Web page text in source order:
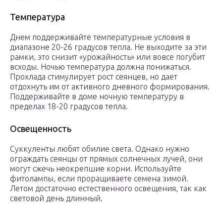
Температура
Днем поддерживайте температурные условия в
диапазоне 20-26 градусов тепла. Не выходите за эти
рамки, это снизит «урожайность» или вовсе погубит
всходы. Ночью температура должна понижаться.
Прохлада стимулирует рост сеянцев, но дает
отдохнуть им от активного дневного формирования.
Поддерживайте в доме ночную температуру в
пределах 18-20 градусов тепла.
Освещенность
Суккуленты любят обилие света. Однако нужно
ограждать сеянцы от прямых солнечных лучей, они
могут сжечь неокрепшие корни. Используйте
фитолампы, если проращиваете семена зимой.
Летом достаточно естественного освещения, так как
световой день длинный.